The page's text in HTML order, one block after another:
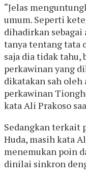
“Jelas
umum. Seperti
dihadirkan
tanya tentang tata
saja dia tidak tahu,
perkawinan yang
dikatakan sah oleh
perkawinan
kata Ali Prakoso
Sedangkan terkait
Huda, masih kata
menemukan poin
dinilai sinkron